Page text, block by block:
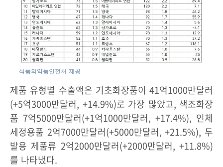
식품의약품안전처 제공
제품 유형별 수출액은 기초화장품이 41억1000만달러
(+5억3000만달러, +14.9%)로 가장 많았고, 색조화장
품 7억5000만달러(+1억1000만달러, +17.4%), 인체
세정용품 2억7000만달러(+5000만달러, +21.5%), 두
발용 제품류 2억2000만달러(+2000만달러, +11.8%)
를 나타냈다.